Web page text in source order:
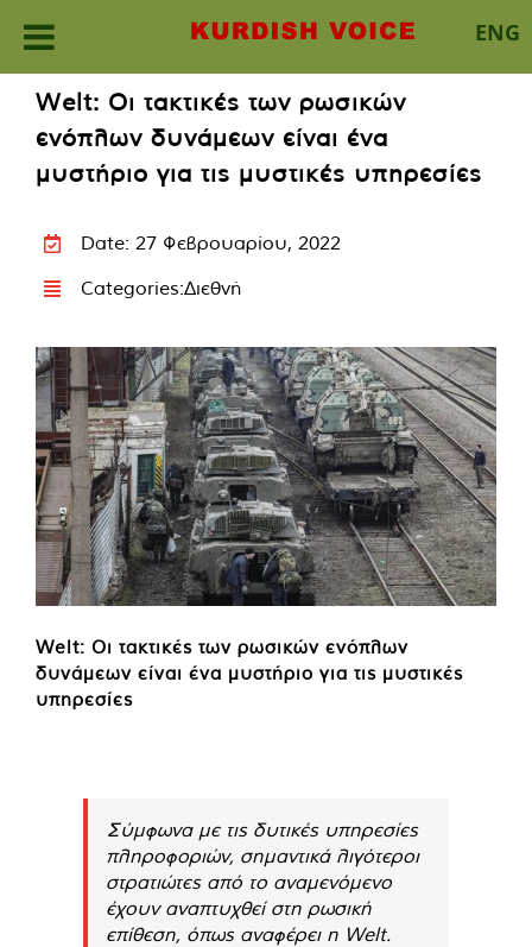
ENG
content
Welt: Οι τακτικές των ρωσικών
ενόπλων δυνάμεων είναι ένα
μυστήριο για τις μυστικές υπηρεσίες
Date: 27 Φεβρουαρίου, 2022
Categories:Διεθνή
Welt: Οι τακτικές των ρωσικών ενόπλων
δυνάμεων είναι ένα μυστήριο για τις μυστικές
υπηρεσίες
Σύμφωνα με τις δυτικές υπηρεσίες
πληροφοριών, σημαντικά λιγότεροι
στρατιώτες από το αναμενόμενο
έχουν αναπτυχθεί στη ρωσική
επίθεση, όπως αναφέρει η Welt.